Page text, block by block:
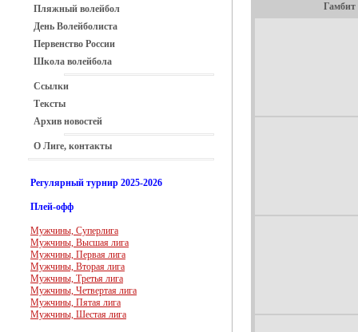
Пляжный волейбол
День Волейболиста
Первенство России
Школа волейбола
Ссылки
Тексты
Архив новостей
О Лиге, контакты
Регулярный турнир 2025-2026
Плей-офф
Мужчины, Суперлига
Мужчины, Высшая лига
Мужчины, Первая лига
Мужчины, Вторая лига
Мужчины, Третья лига
Мужчины, Четвертая лига
Мужчины, Пятая лига
Мужчины, Шестая лига
Гамбит